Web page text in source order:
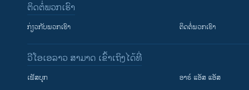
ຕິດຕໍ່ພວກເຮົາ
ກ່ຽວກັບພວກເຮົາ ຕິດຕໍ່ພວກເຮົາ
ວີໂອເອລາວ ສາມາດ ເຂົ້າເຖິງໄດ້ທີ່
ເຟັສບຸກ ອາຣ໌ ແອັສ ແອັສ